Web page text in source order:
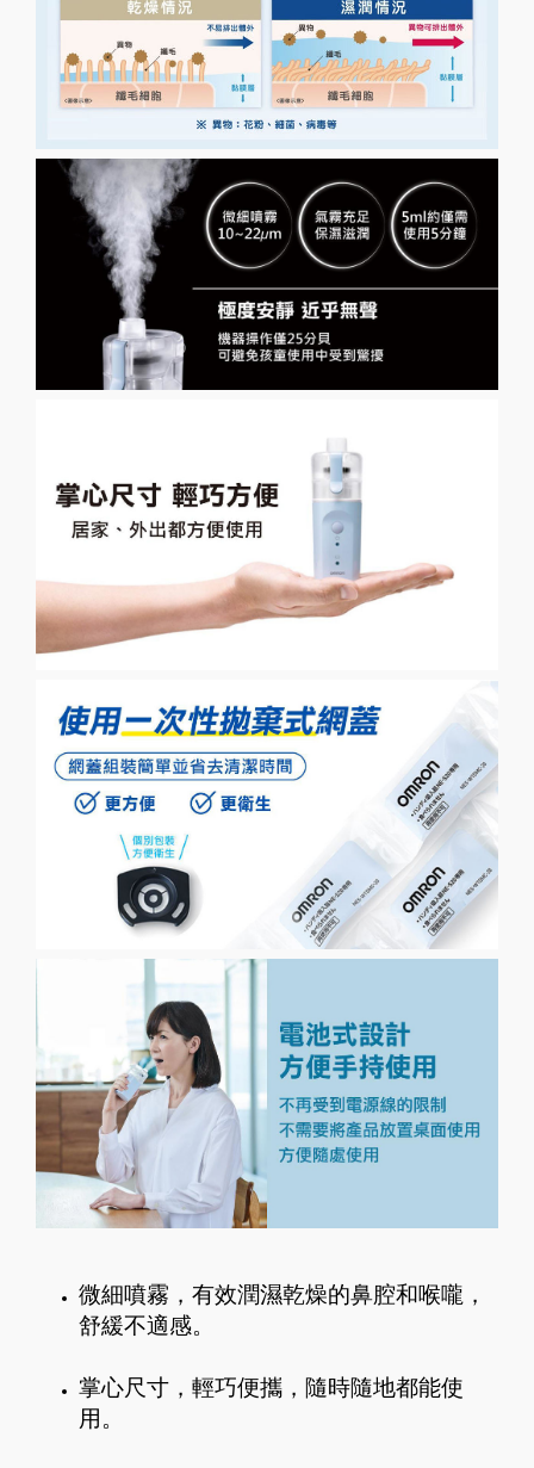
微細噴霧，有效潤濕乾燥的鼻腔和喉嚨，
舒緩不適感。
掌心尺寸，輕巧便攜，隨時隨地都能使
用。